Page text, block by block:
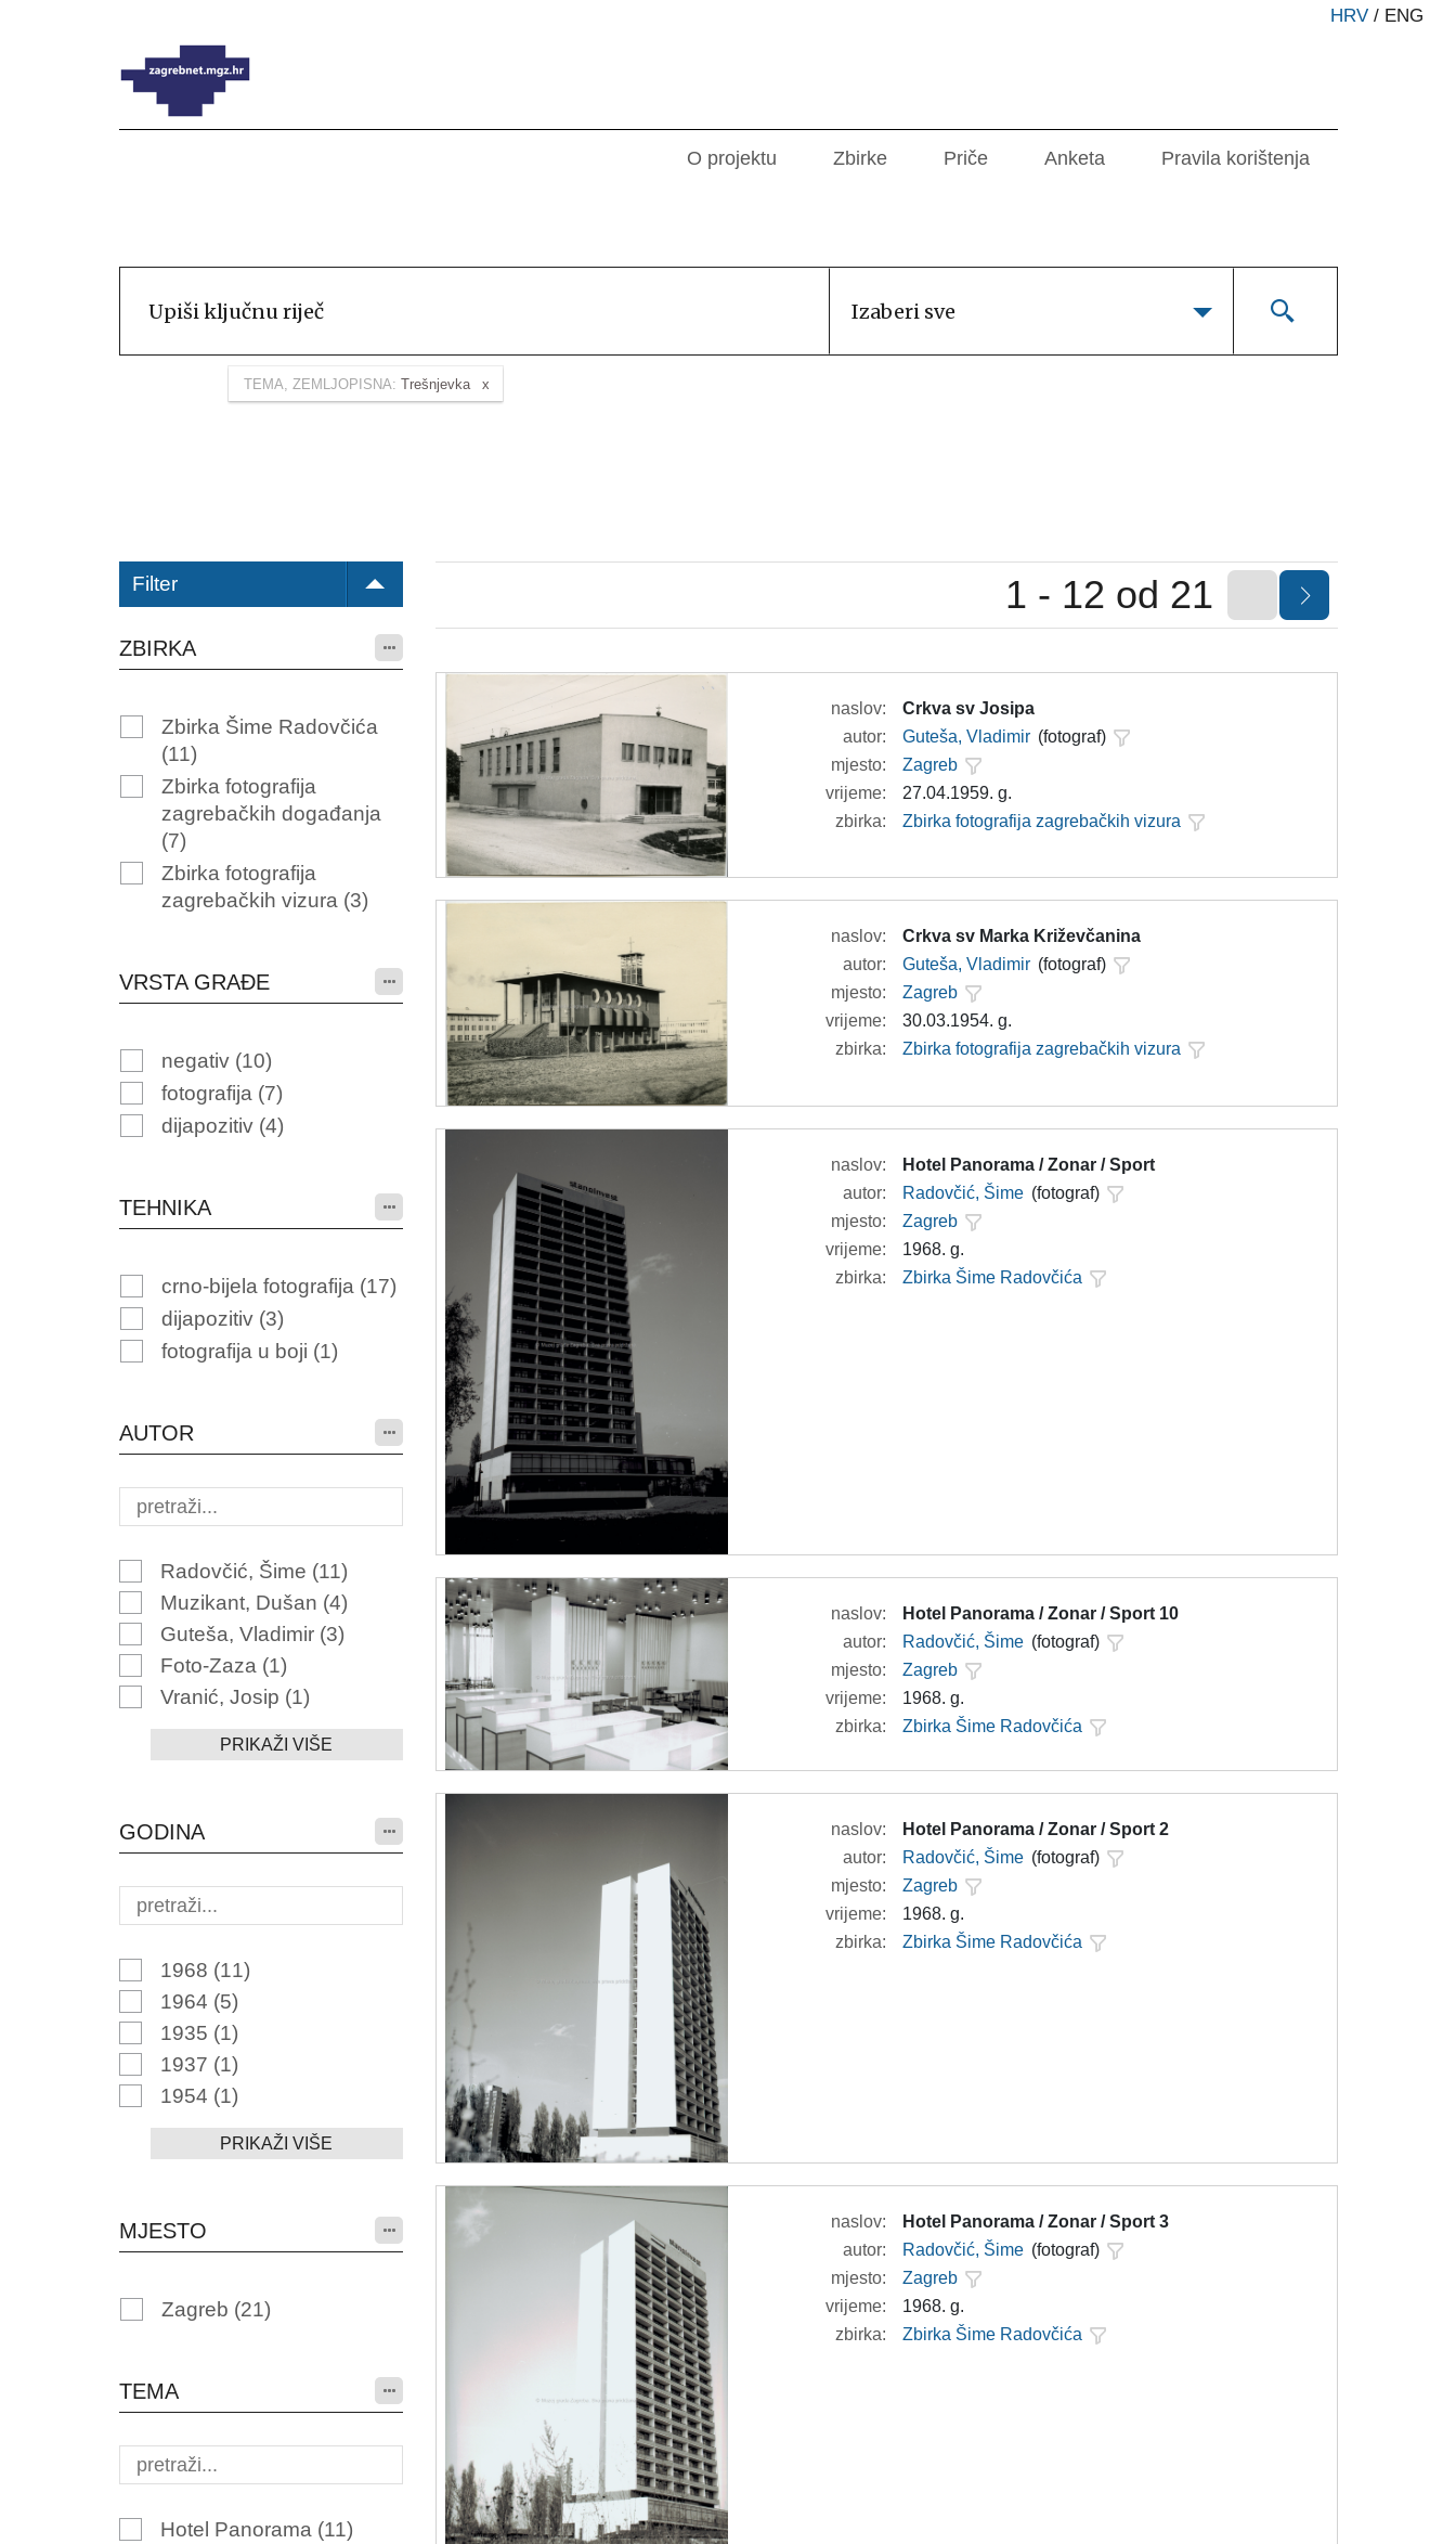
HRV / ENG
O projektu Zbirke Priče Anketa Pravila korištenja
Izaberi sve
TEMA, ZEMLJOPISNA: Trešnjevka
Filter
ZBIRKA
Zbirka Šime Radovčića
(11)
Zbirka fotografija
zagrebačkih događanja
(7)
Zbirka fotografija
zagrebačkih vizura (3)
VRSTA GRAĐE
negativ (10)
fotografija (7)
dijapozitiv (4)
TEHNIKA
crno-bijela fotografija (17)
dijapozitiv (3)
fotografija u boji (1)
AUTOR
Radovčić, Šime (11)
Muzikant, Dušan (4)
Guteša, Vladimir (3)
Foto-Zaza (1)
Vranić, Josip (1)
PRIKAŽI VIŠE
GODINA
1968 (11)
1964 (5)
1935 (1)
1937 (1)
1954 (1)
PRIKAŽI VIŠE
MJESTO
Zagreb (21)
TEMA
Hotel Panorama (11)
1 - 12 od 21
naslov:
Crkva sv Josipa
autor:
Guteša, Vladimir (fotograf)
mjesto:
Zagreb
vrijeme:
27.04.1959. g.
zbirka:
Zbirka fotografija zagrebačkih vizura
naslov:
Crkva sv Marka Križevčanina
autor:
Guteša, Vladimir (fotograf)
mjesto:
Zagreb
vrijeme:
30.03.1954. g.
zbirka:
Zbirka fotografija zagrebačkih vizura
naslov:
Hotel Panorama / Zonar / Sport
autor:
Radovčić, Šime (fotograf)
mjesto:
Zagreb
vrijeme:
1968. g.
zbirka:
Zbirka Šime Radovčića
naslov:
Hotel Panorama / Zonar / Sport 10
autor:
Radovčić, Šime (fotograf)
mjesto:
Zagreb
vrijeme:
1968. g.
zbirka:
Zbirka Šime Radovčića
naslov:
Hotel Panorama / Zonar / Sport 2
autor:
Radovčić, Šime (fotograf)
mjesto:
Zagreb
vrijeme:
1968. g.
zbirka:
Zbirka Šime Radovčića
naslov:
Hotel Panorama / Zonar / Sport 3
autor:
Radovčić, Šime (fotograf)
mjesto:
Zagreb
vrijeme:
1968. g.
zbirka:
Zbirka Šime Radovčića